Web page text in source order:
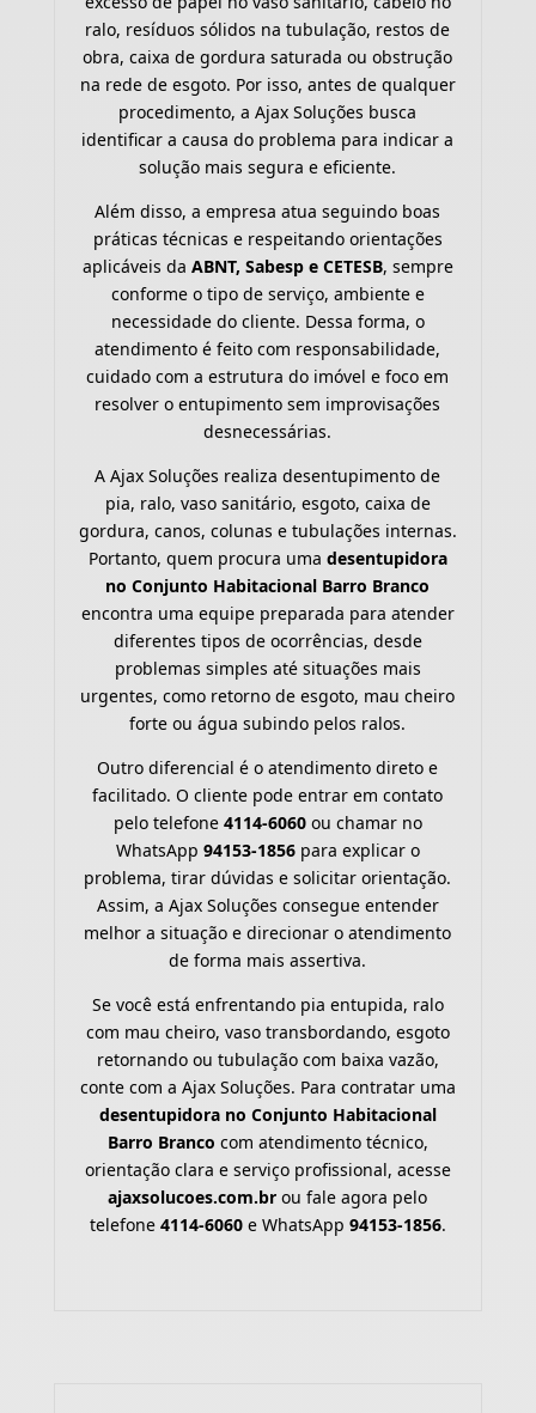
ralo, resíduos sólidos na tubulação, restos de
obra, caixa de gordura saturada ou obstrução
na rede de esgoto. Por isso, antes de qualquer
procedimento, a Ajax Soluções busca
identificar a causa do problema para indicar a
solução mais segura e eficiente.
Além disso, a empresa atua seguindo boas
práticas técnicas e respeitando orientações
aplicáveis da ABNT, Sabesp e CETESB, sempre
conforme o tipo de serviço, ambiente e
necessidade do cliente. Dessa forma, o
atendimento é feito com responsabilidade,
cuidado com a estrutura do imóvel e foco em
resolver o entupimento sem improvisações
desnecessárias.
A Ajax Soluções realiza desentupimento de
pia, ralo, vaso sanitário, esgoto, caixa de
gordura, canos, colunas e tubulações internas.
Portanto, quem procura uma desentupidora
no Conjunto Habitacional Barro Branco
encontra uma equipe preparada para atender
diferentes tipos de ocorrências, desde
problemas simples até situações mais
urgentes, como retorno de esgoto, mau cheiro
forte ou água subindo pelos ralos.
Outro diferencial é o atendimento direto e
facilitado. O cliente pode entrar em contato
pelo telefone 4114-6060ou chamar no
WhatsApp 94153-1856para explicar o
problema, tirar dúvidas e solicitar orientação.
Assim, a Ajax Soluções consegue entender
melhor a situação e direcionar o atendimento
de forma mais assertiva.
Se você está enfrentando pia entupida, ralo
com mau cheiro, vaso transbordando, esgoto
retornando ou tubulação com baixa vazão,
conte com a Ajax Soluções. Para contratar uma
desentupidora no Conjunto Habitacional
Barro Branco com atendimento técnico,
orientação clara e serviço profissional, acesse
ajaxsolucoes.com.br ou fale agora pelo
telefone 4114-6060e WhatsApp 94153-1856.